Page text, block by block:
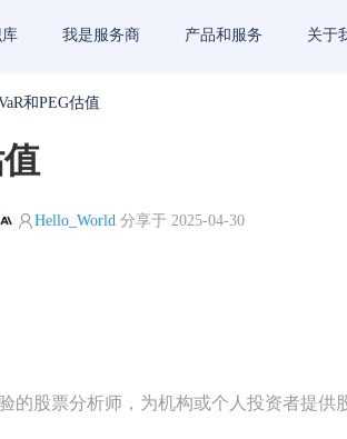
我是服务商 产品和服务 关于
和PEG估值
Hello_World 分享于 2025-04-30
票分析师，为机构或个人投资者提供